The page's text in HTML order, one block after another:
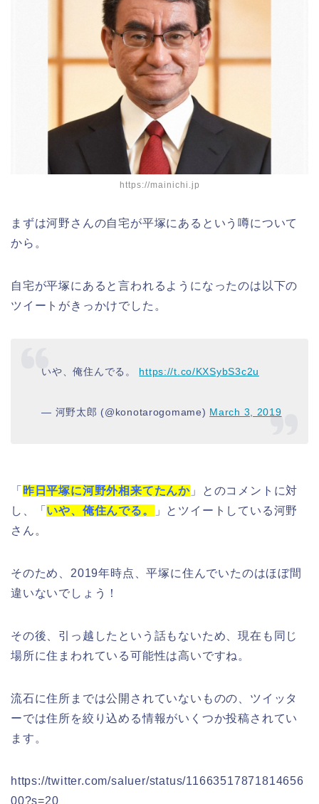
https://mainichi.jp
まずは河野さんの自宅が平塚にあるという噂について
から。
自宅が平塚にあると言われるようになったのは以下の
ツイートがきっかけでした。
いや、俺住んでる。 https://t.co/KXSybS3c2u
— 河野太郎 (@konotarogomame) March 3, 2019
「 昨日平塚に河野外相来てたんか 」とのコメントに対
し、「 いや、俺住んでる。
」とツイートしている河野
さん。
そのため、2019年時点、平塚に住んでいたのはほぼ間
違いないでしょう！
その後、引っ越したという話もないため、現在も同じ
場所に住まわれている可能性は高いですね。
流石に住所までは公開されていないものの、ツイッタ
ーでは住所を絞り込める情報がいくつか投稿されてい
ます。
https://twitter.com/saluer/status/11663517871814656
00?s=20